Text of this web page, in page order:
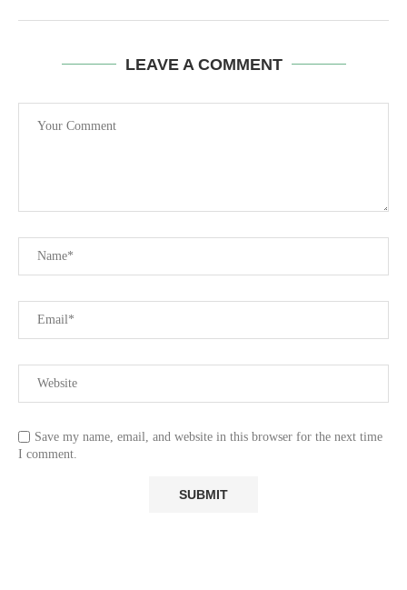
LEAVE A COMMENT
Save my name, email, and website in this browser for the next time
I comment.